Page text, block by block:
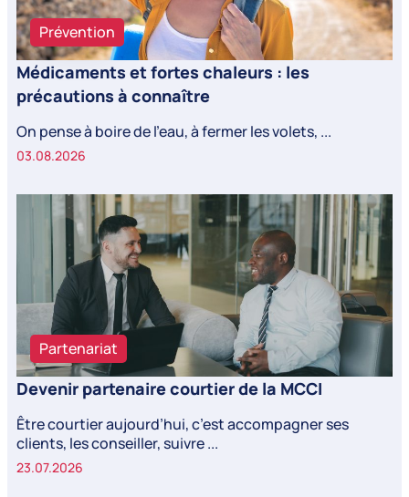
Prévention
Médicaments et fortes chaleurs : les
précautions à connaître
On pense à boire de l’eau, à fermer les volets, ...
03.08.2026
Partenariat
Devenir partenaire courtier de la MCCI
Être courtier aujourd’hui, c’est accompagner ses
clients, les conseiller, suivre ...
23.07.2026